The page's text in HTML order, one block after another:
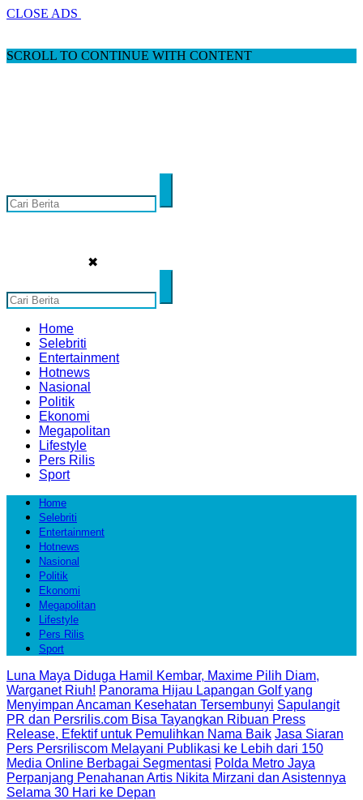
CLOSE ADS
SCROLL TO CONTINUE WITH CONTENT
✖
Home
Selebriti
Entertainment
Hotnews
Nasional
Politik
Ekonomi
Megapolitan
Lifestyle
Pers Rilis
Sport
Home
Selebriti
Entertainment
Hotnews
Nasional
Politik
Ekonomi
Megapolitan
Lifestyle
Pers Rilis
Sport
Luna Maya Diduga Hamil Kembar, Maxime Pilih Diam,
Warganet Riuh! Panorama Hijau Lapangan Golf yang
Menyimpan Ancaman Kesehatan Tersembunyi Sapulangit
PR dan Persrilis.com Bisa Tayangkan Ribuan Press
Release, Efektif untuk Pemulihkan Nama Baik Jasa Siaran
Pers Persriliscom Melayani Publikasi ke Lebih dari 150
Media Online Berbagai Segmentasi Polda Metro Jaya
Perpanjang Penahanan Artis Nikita Mirzani dan Asistennya
Selama 30 Hari ke Depan